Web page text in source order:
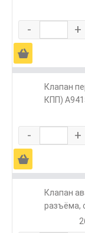
- +
Ä
Клапан
КПП)
- +
Ä
Клапан
разъёма,